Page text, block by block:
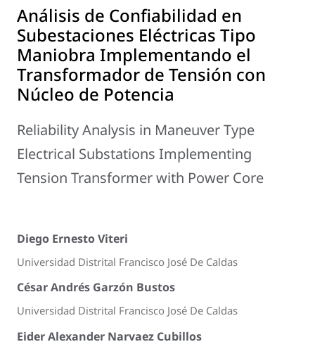
Análisis de Confiabilidad en
Subestaciones Eléctricas Tipo
Maniobra Implementando el
Transformador de Tensión con
Núcleo de Potencia
Reliability Analysis in Maneuver Type
Electrical Substations Implementing
Tension Transformer with Power Core
Diego Ernesto Viteri
Universidad Distrital Francisco José De Caldas
César Andrés Garzón Bustos
Universidad Distrital Francisco José De Caldas
Eider Alexander Narvaez Cubillos